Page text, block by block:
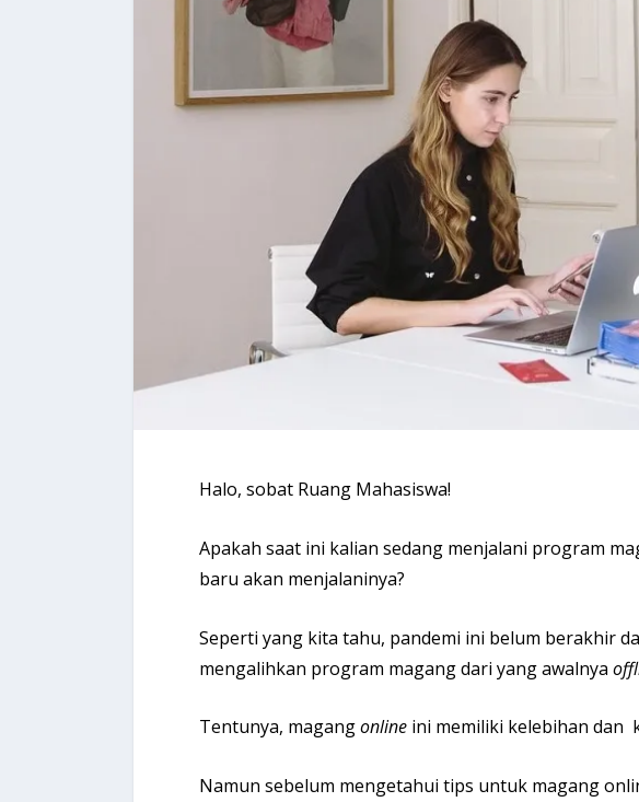
Halo, sobat Ruang Mahasiswa!
Apakah saat ini kalian sedang menjalani program
baru akan menjalaninya?
Seperti yang kita tahu, pandemi ini belum berakhir
mengalihkan program magang dari yang awalnya
Tentunya, magangonline ini memiliki kelebihan dan
Namun sebelum mengetahui tips untuk magang